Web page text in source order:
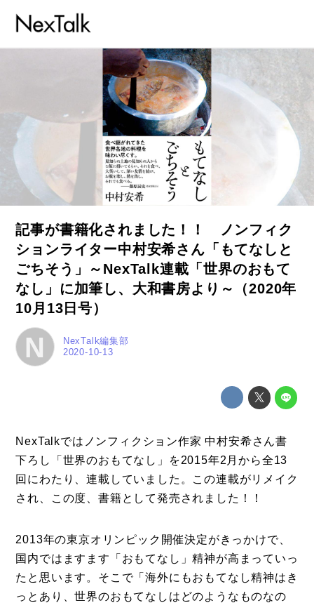
事例
トピックス
Photos
登録
お問い合わせ
記事が書籍化されました！！ ノンフィク
ションライター中村安希さん「もてなしと
ごちそう」～NexTalk連載「世界のおもて
なし」に加筆し、大和書房より～（2020年
10月13日号）
N 2020-10-13
NexTalk編集部
NexTalkではノンフィクション作家 中村安希さん書
下ろし「世界のおもてなし」を2015年2月から全13
回にわたり、連載していました。この連載がリメイク
され、この度、書籍として発売されました！！
2013年の東京オリンピック開催決定がきっかけで、
国内ではますます「おもてなし」精神が高まっていっ
たと思います。そこで「海外にもおもてなし精神はき
っとあり、世界のおもてなしはどのようなものなの